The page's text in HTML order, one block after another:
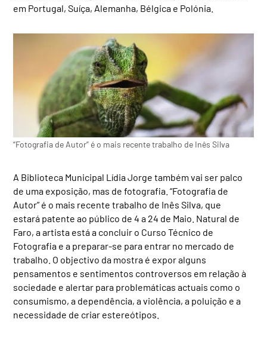
em Portugal, Suíça, Alemanha, Bélgica e Polónia.
“Fotografia de Autor” é o mais recente trabalho de Inês Silva
A Biblioteca Municipal Lídia Jorge também vai ser palco
de uma exposição, mas de fotografia. “Fotografia de
Autor” é o mais recente trabalho de Inês Silva, que
estará patente ao público de 4 a 24 de Maio. Natural de
Faro, a artista está a concluir o Curso Técnico de
Fotografia e a preparar-se para entrar no mercado de
trabalho. O objectivo da mostra é expor alguns
pensamentos e sentimentos controversos em relação à
sociedade e alertar para problemáticas actuais como o
consumismo, a dependência, a violência, a poluição e a
necessidade de criar estereótipos.